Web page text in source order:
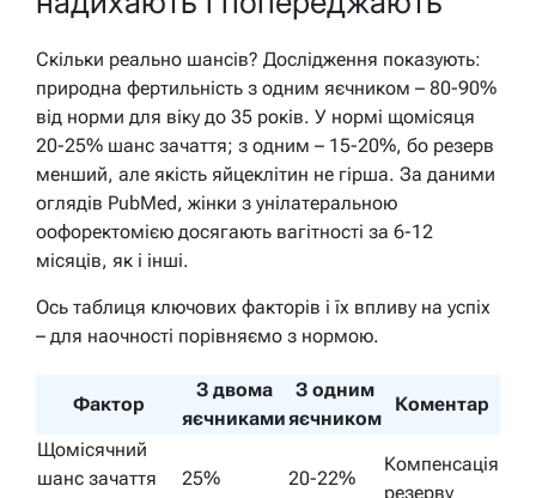
Скільки реально шансів? Дослідження показують:
природна фертильність з одним яєчником – 80-90%
від норми для віку до 35 років. У нормі щомісяця
20-25% шанс зачаття; з одним – 15-20%, бо резерв
менший, але якість яйцеклітин не гірша. За даними
оглядів PubMed, жінки з унілатеральною
оофоректомією досягають вагітності за 6-12
місяців, як і інші.
Ось таблиця ключових факторів і їх впливу на успіх
– для наочності порівняємо з нормою.
Фактор
З двома
яєчниками
З одним
яєчником
Коментар
Щомісячний
шанс зачаття
25% 20-22%
Компенсація
резерву